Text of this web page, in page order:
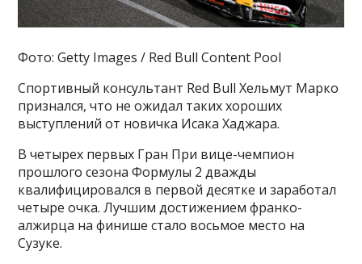
Фото: Getty Images / Red Bull Content Pool
Спортивный консультант Red Bull Хельмут Марко
признался, что не ожидал таких хороших
выступлений от новичка Исака Хаджара.
В четырех первых Гран При вице-чемпион
прошлого сезона Формулы 2 дважды
квалифицировался в первой десятке и заработал
четыре очка. Лучшим достижением франко-
алжирца на финише стало восьмое место на
Сузуке.